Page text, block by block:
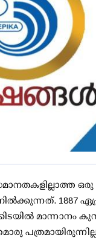
1887
മാന്നാനം